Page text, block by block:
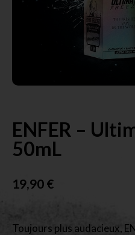
ENFER –
50mL
19,90€
Toujours plus audacieux,